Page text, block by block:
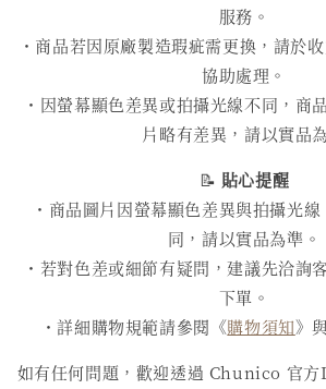
服務。
・商品若因原廠製造瑕疵需更換，請於
協助處理。
・因螢幕顯色差異或拍攝光線不同，商
片略有差異，請以實品
📝 貼心提醒
・商品圖片因螢幕顯色差異與拍攝光
同，請以實品為準。
・若對色差或細節有疑問，建議先洽詢
下單。
・詳細購物規範請參閱《購物須知》
如有任何問題，歡迎透過 Chunico 官